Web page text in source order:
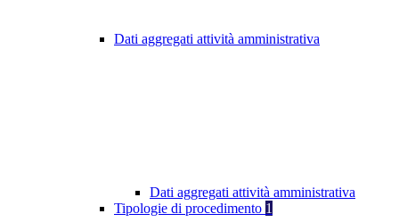
Dati aggregati attività amministrativa
Dati aggregati attività amministrativa
Tipologie di procedimento 1